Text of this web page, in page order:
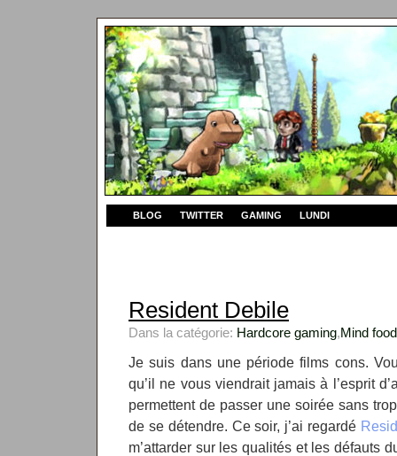
BLOG TWITTER GAMING LUNDI
Resident Debile
Dans la catégorie: Hardcore gaming,Mind food
Je suis dans une période films cons.
qu’il ne vous viendrait jamais à l’esprit
permettent de passer une soirée sans
de se détendre. Ce soir, j’ai regardé
m’attarder sur les qualités et les défauts